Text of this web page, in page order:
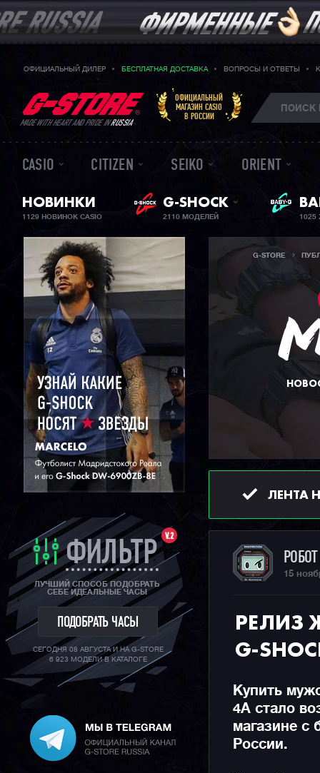
ОФИЦИАЛЬНЫЙ ДИЛЕР БЕСПЛАТНАЯ ДОСТАВКА ВОПРОСЫ И ОТВЕТЫ
MADE WITH HEART AND PRIDE INRUSSIA
ОФИЦИАЛЬНЫЙ
МАГАЗИН CASIO
В РОССИИ
CASIO CITIZEN SEIKO ORIENT
НОВИНКИ
1129 НОВИНОК CASIO
G-SHOCK
2110 МОДЕЛЕЙ
V.2
ФИЛЬТР
ЛУЧШИЙ СПОСОБ ПОДОБРАТЬ
СЕБЕ ИДЕАЛЬНЫЕ ЧАСЫ
ПОДОБРАТЬ ЧАСЫ
СЕГОДНЯ 08 АВГУСТА И НА G-STORE
6 923 МОДЕЛИ В КАТАЛОГЕ
G-STORE
ЛЕНТА
15
РЕЛИЗ
G-
Купить
4A стало
магазине с
России.